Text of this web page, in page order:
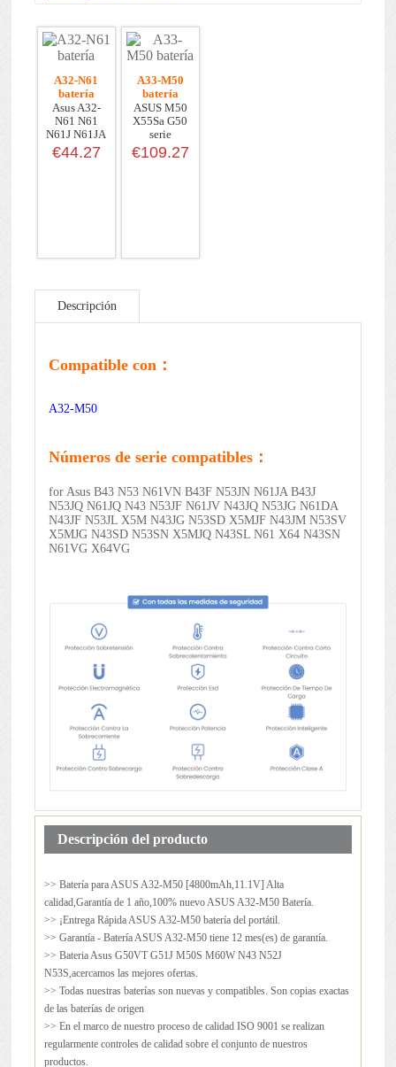
A32-N61
batería
Asus A32-
N61 N61
N61J N61JA
N61JQ N...
€44.27
A33-M50
batería
ASUS M50
X55Sa G50
serie
€109.27
Descripción
Compatible con：
A32-M50
Números de serie compatibles：
for Asus B43 N53 N61VN B43F N53JN N61JA B43J
N53JQ N61JQ N43 N53JF N61JV N43JQ N53JG N61DA
N43JF N53JL X5M N43JG N53SD X5MJF N43JM N53SV
X5MJG N43SD N53SN X5MJQ N43SL N61 X64 N43SN
N61VG X64VG
Descripción del producto
>> Batería paraASUS A32-M50[4800mAh,11.1V] Alta
calidad,Garantía de 1 año,100% nuevo ASUS A32-M50 Batería.
>> ¡Entrega Rápida ASUS A32-M50 batería del portátil.
>> Garantía - Batería ASUS A32-M50 tiene 12 mes(es) de garantía.
>> Bateria Asus G50VT G51J M50S M60W N43 N52J
N53S,acercamos las mejores ofertas.
>> Todas nuestras baterías son nuevas y compatibles. Son copias exactas
de las baterías de origen
>> En el marco de nuestro proceso de calidad ISO 9001 se realizan
regularmente controles de calidad sobre el conjunto de nuestros
productos.